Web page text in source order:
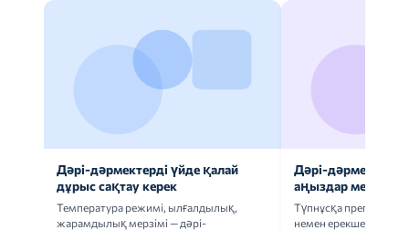
Дәрі-дәрмектерді үйде қалай
дұрыс сақтау керек
Температура режимі, ылғалдылық,
жарамдылық мерзімі — дәрі-
Дәрі-дәрмек
аңыздар мен
Түпнұсқа
немен ерекшеленеді